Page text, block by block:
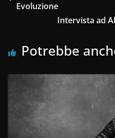
Evoluzione
Intervista ad
Potrebbe